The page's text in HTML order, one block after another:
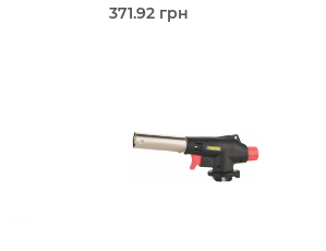
371.92 грн